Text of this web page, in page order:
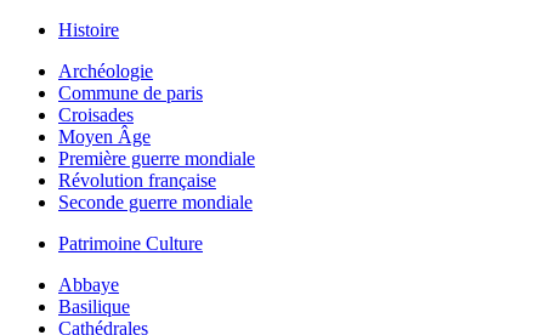
Histoire
Archéologie
Commune de paris
Croisades
Moyen Âge
Première guerre mondiale
Révolution française
Seconde guerre mondiale
Patrimoine Culture
Abbaye
Basilique
Cathédrales